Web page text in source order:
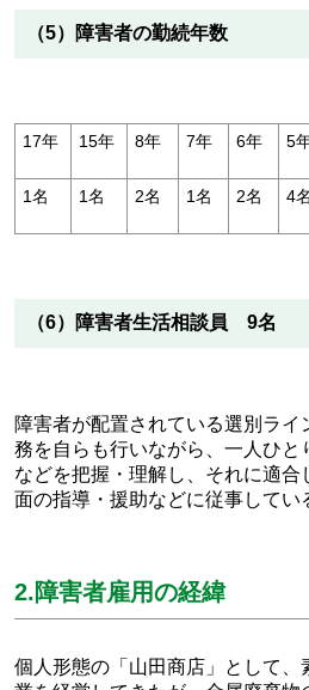
（5）障害者の勤続年数
17年 15年 8年 7年 6年 5
1名
1名 2名 1名 2名 4名
（6）障害者生活相談員 9名
障害者が配置されている選別ライ
務を自らも行いながら、一人ひと
などを把握・理解し、それに適
面の指導・援助などに従事してい
2.障害者雇用の経緯
個人形態の「山田商店」として、